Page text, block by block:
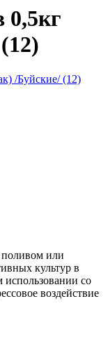
0,5кг
поливом или
культур в
использовании со
воздействие